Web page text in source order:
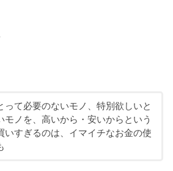
って必要のないモノ、特別欲しいと
モノを、高いから・安いからという
いすぎるのは、イマイチなお金の使